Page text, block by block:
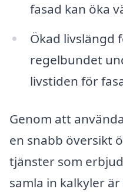
fasad kan öka
Ökad livslängd
regelbundet
livstiden för
Genom att
en snabb översikt
tjänster som
samla in kalkyler